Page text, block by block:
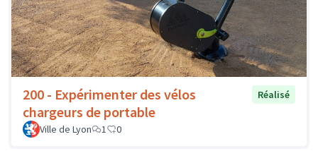
200 - Expérimenter des vélos
chargeurs de portable
Réalisé
Ville de Lyon 1 0